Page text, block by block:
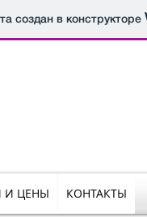
создан в конструкторе
языка
И ЦЕНЫ КОНТАКТЫ